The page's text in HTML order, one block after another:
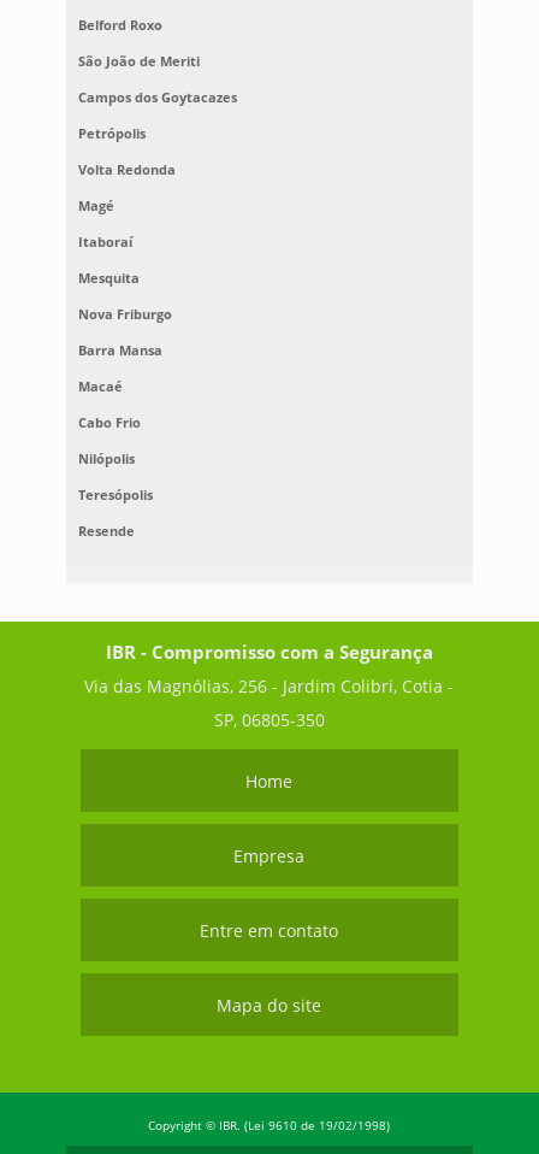
Belford Roxo
São João de Meriti
Campos dos Goytacazes
Petrópolis
Volta Redonda
Magé
Itaboraí
Mesquita
Nova Friburgo
Barra Mansa
Macaé
Cabo Frio
Nilópolis
Teresópolis
Resende
IBR - Compromisso com a Segurança
Via das Magnólias, 256 - Jardim Colibri, Cotia -
SP, 06805-350
Home
Empresa
Entre em contato
Mapa do site
Copyright © IBR. (Lei 9610 de 19/02/1998)